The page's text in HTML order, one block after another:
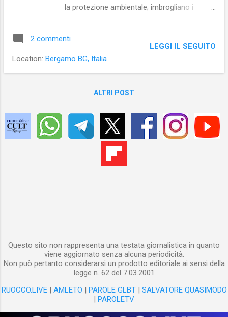
la protezione ambientale; imbrogliano i
assoluto? Personalmente ritengo che la
ricchezza non sia affatto un valore. Essa
l’ambiente e gli altri (lavoratori e
da verificare) si fanno meno soldi, ma
almeno i soldi che si fanno non sono
macchiati di sangue.
2 commenti
Location: Bergamo BG, Italia
LEGGI IL SEGUITO
ALTRI POST
Questo sito non rappresenta una testata giornalistica in quanto
viene aggiornato senza alcuna periodicità.
Non può pertanto considerarsi un prodotto editoriale ai sensi della
legge n. 62 del 7.03.2001
RUOCCO.LIVE| AMLETO | PAROLE GLBT| SALVATORE QUASIMODO
| PAROLETV